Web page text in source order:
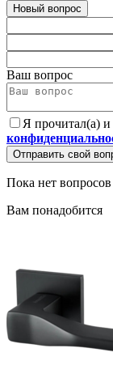
Новый вопрос
Ваш вопрос
Я прочитал(а) и
Отправить свой
Пока нет
Вам понадобится